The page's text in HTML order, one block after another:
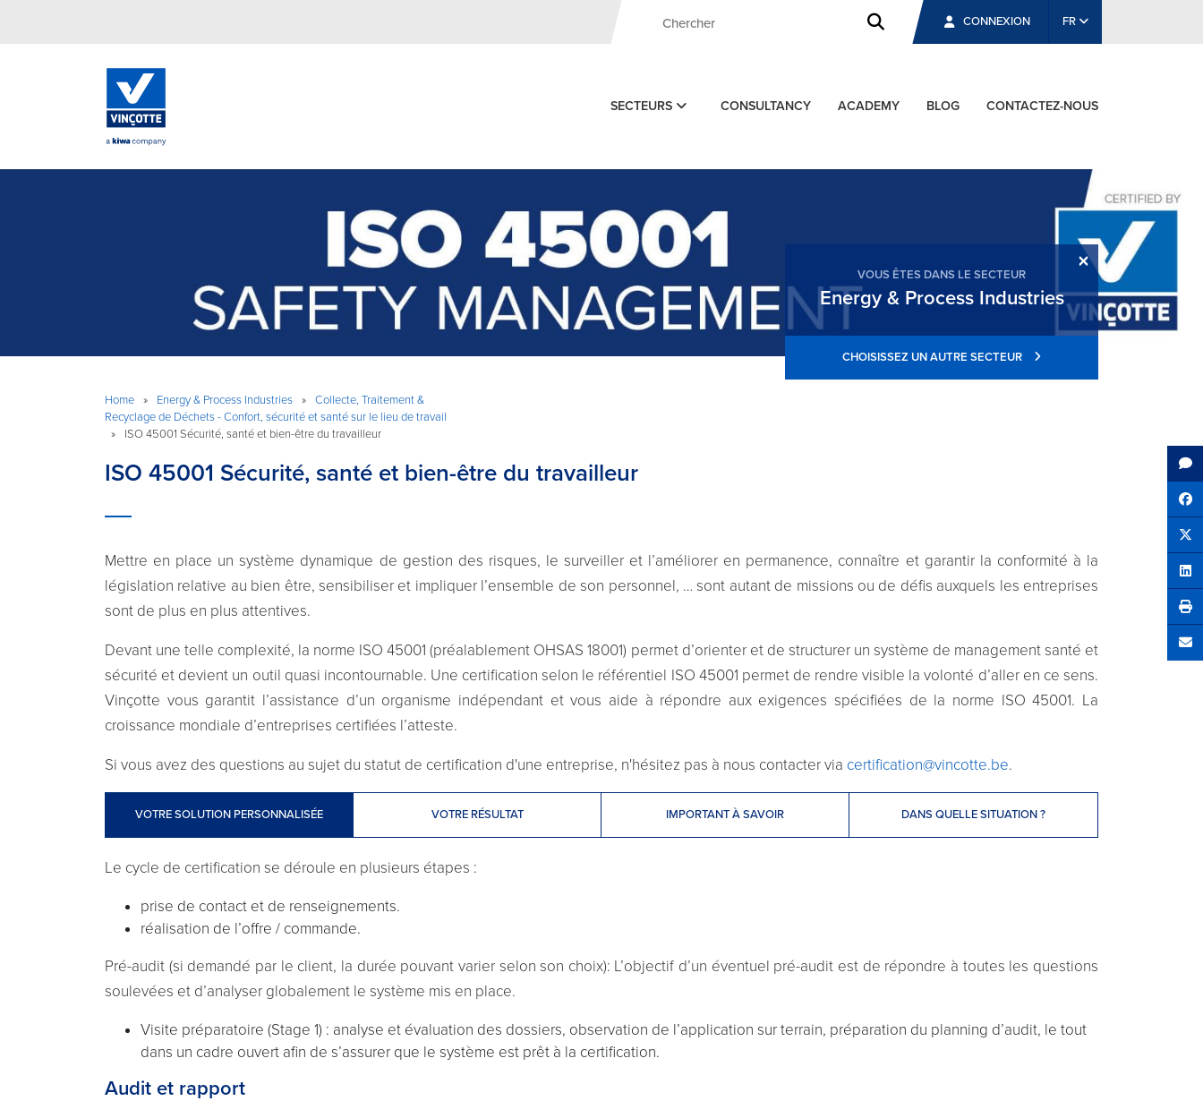
CONNEXION FR
SECTEURS CONSULTANCY ACADEMY BLOG CONTACTEZ-NOUS
×
VOUS ÊTES DANS LE SECTEUR
Energy & Process Industries
CHOISISSEZ UN AUTRE SECTEUR
Home » Energy & Process Industries »
Collecte, Traitement &
Recyclage de Déchets - Confort, sécurité et santé sur le lieu de travail
»
ISO 45001 Sécurité, santé et bien-être du travailleur
ISO 45001 Sécurité, santé et bien-être du travailleur
Mettre en place un système dynamique de gestion des risques, le surveiller et l’améliorer en permanence, connaître et garantir la conformité à la
législation relative au bien être, sensibiliser et impliquer l’ensemble de son personnel, … sont autant de missions ou de défis auxquels les entreprises
sont de plus en plus attentives.
Devant une telle complexité, la norme ISO 45001 (préalablement OHSAS 18001) permet d’orienter et de structurer un système de management santé et
sécurité et devient un outil quasi incontournable. Une certification selon le référentiel ISO 45001 permet de rendre visible la volonté d’aller en ce sens.
Vinçotte vous garantit l’assistance d’un organisme indépendant et vous aide à répondre aux exigences spécifiées de la norme ISO 45001. La
croissance mondiale d’entreprises certifiées l’atteste.
Si vous avez des questions au sujet du statut de certification d'une entreprise, n'hésitez pas à nous contacter via certification@vincotte.be.
VOTRE SOLUTION PERSONNALISÉE VOTRE RÉSULTAT IMPORTANT À SAVOIR DANS QUELLE SITUATION ?
Le cycle de certification se déroule en plusieurs étapes :
prise de contact et de renseignements.
réalisation de l’offre / commande.
Pré-audit (si demandé par le client, la durée pouvant varier selon son choix): L’objectif d’un éventuel pré-audit est de répondre à toutes les questions
soulevées et d’analyser globalement le système mis en place.
Visite préparatoire (Stage 1) : analyse et évaluation des dossiers, observation de l’application sur terrain, préparation du planning d’audit, le tout
dans un cadre ouvert afin de s’assurer que le système est prêt à la certification.
Audit et rapport